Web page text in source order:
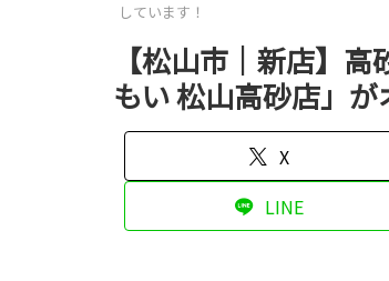
しています！
【松山市｜新店】
もい 松山高砂店」が
X
LINE